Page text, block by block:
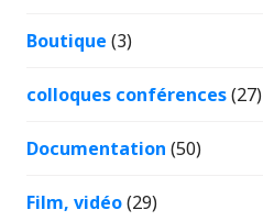
Boutique (3)
colloques conférences(27)
Documentation (50)
Film, vidéo(29)